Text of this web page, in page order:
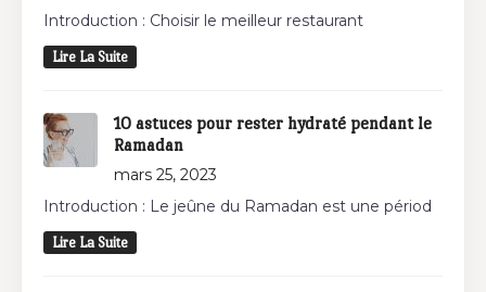
Introduction : Choisir le meilleur restaurant
Lire La Suite
10 astuces pour rester hydraté pendant le
Ramadan
mars 25, 2023
Introduction : Le jeûne du Ramadan est une périod
Lire La Suite